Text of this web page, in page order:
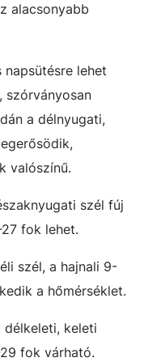
alacsonyabb
lehet
szórványosan
a délnyugati,
valószínű.
szél fúj
fok lehet.
szél, a hajnali 9-
a hőmérséklet.
délkeleti, keleti
fok várható.